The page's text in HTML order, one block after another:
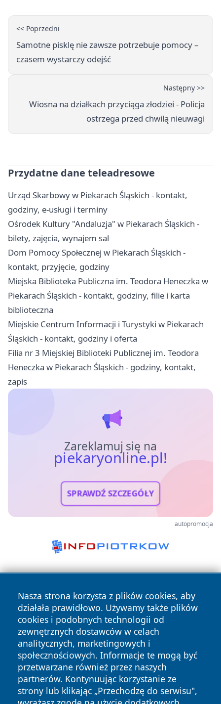
<< Poprzedni
Samotne pisklę nie zawsze potrzebuje pomocy –
czasem wystarczy odejść
Następny >>
Wiosna na działkach przyciąga złodziei - Policja
ostrzega przed chwilą nieuwagi
Przydatne dane teleadresowe
Urząd Skarbowy w Piekarach Śląskich - kontakt,
godziny, e-usługi i terminy
Ośrodek Kultury "Andaluzja" w Piekarach Śląskich -
bilety, zajęcia, wynajem sal
Dom Pomocy Społecznej w Piekarach Śląskich -
kontakt, przyjęcie, godziny
Miejska Biblioteka Publiczna im. Teodora Heneczka w
Piekarach Śląskich - kontakt, godziny, filie i karta
biblioteczna
Miejskie Centrum Informacji i Turystyki w Piekarach
Śląskich - kontakt, godziny i oferta
Filia nr 3 Miejskiej Biblioteki Publicznej im. Teodora
Heneczka w Piekarach Śląskich - godziny, kontakt,
zapis
Zareklamuj się na
piekaryonline.pl!
SPRAWDŹ SZCZEGÓŁY
autopromocja
Nasza strona korzysta z plików cookies, aby
działała prawidłowo. Używamy także plików
cookies i podobnych technologii od
zewnętrznych dostawców w celach
analitycznych, marketingowych i
społecznościowych. Informacje te mogą być
przetwarzane również przez naszych
partnerów. Kontynuując korzystanie ze
strony lub klikając „Przechodzę do serwisu",
Copyright © 2026 piekaryonline.pl Wszystkie prawa
zastrzeżone.
News Autorzy
Polityka
Prywatności
Polityka
Cookies